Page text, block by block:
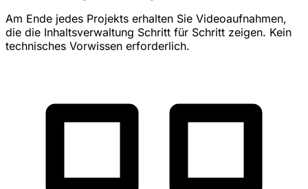
Am Ende jedes Projekts erhalten Sie Videoaufnahmen,
die die Inhaltsverwaltung Schritt für Schritt zeigen. Kein
technisches Vorwissen erforderlich.